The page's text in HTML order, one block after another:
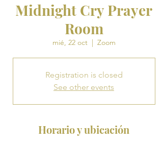
Midnight Cry Prayer
Room
mié, 22 oct
  |
Zoom
Registration is closed
See other events
Horario y ubicación